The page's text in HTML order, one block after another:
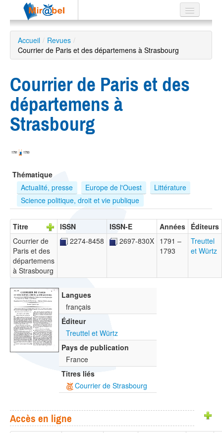
Le réseau
Soutien
Recherche
avancée
ES
?
Accueil / Revues /
Courrier de Paris et des départemens à Strasbourg
Courrier de Paris et des
départemens à
Strasbourg
1791 1793
Thématique
Actualité, presse
Europe de l'Ouest
Littérature
Science politique, droit et vie publique
Titre ISSN ISSN-E Années Éditeurs
Courrier de
Paris et des
départemens
à Strasbourg
2274-8458 2697-830X 1791 –
1793
Treuttel
et Würtz
Langues
français
Éditeur
Treuttel et Würtz
Pays de publication
France
Titres liés
Courrier de Strasbourg
Accès en ligne